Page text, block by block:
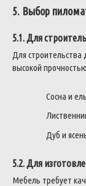
5. Выбор
5.1. Для
Для
высокой
Сосна и
Дуб и
5.2. Для
Мебель требует